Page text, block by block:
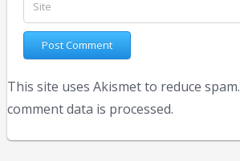
This site uses Akismet to reduce spam.
comment data is processed.